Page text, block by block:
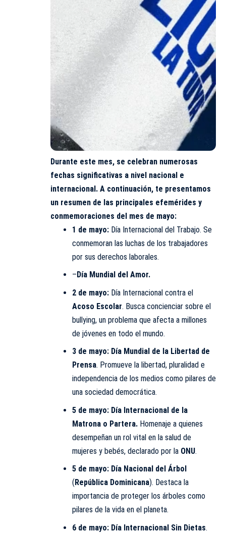
Durante este mes, se celebran numerosas
fechas significativas a nivel nacional e
internacional. A continuación, te presentamos
un resumen de las principales efemérides y
conmemoraciones del mes de mayo:
1 de mayo:Día Internacional del Trabajo. Se
conmemoran las luchas de los trabajadores
por sus derechos laborales.
–Día Mundial del Amor.
2 de mayo:Día Internacional contra el
Acoso Escolar. Busca concienciar sobre el
bullying, un problema que afecta a millones
de jóvenes en todo el mundo.
3 de mayo: Día Mundial de la Libertad de
Prensa. Promueve la libertad, pluralidad e
independencia de los medios como pilares de
una sociedad democrática.
5 de mayo: Día Internacional de la
Matrona o Partera.Homenaje a quienes
desempeñan un rol vital en la salud de
mujeres y bebés, declarado por la ONU.
5 de mayo: Día Nacional del Árbol
(República Dominicana). Destaca la
importancia de proteger los árboles como
pilares de la vida en el planeta.
6 de mayo: Día Internacional Sin Dietas.